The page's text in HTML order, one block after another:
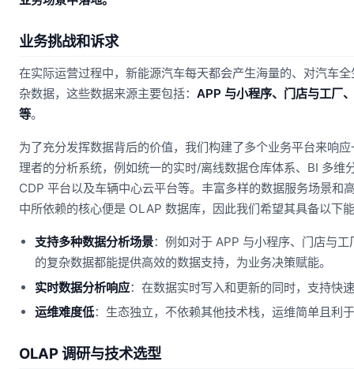
业务挑战和诉求
在实际运营过程中，新能源汽车每天都会产生海量的、对汽车
杂数据，这些数据来源主要包括： APP 与小程序、门店与工厂
等。
为了充分发挥数据背后的价值，我们构建了多个业务平台来响
理者的分析系统，例如统一的实时/离线数据仓库体系、BI 多维
CDP 平台以及车辆中心云平台等。丰富多样的数据服务场景和
中所依赖的核心便是 OLAP 数据库，因此我们希望其具备以下
支持多种数据分析场景：例如对于 APP 与小程序、门店与
的复杂数据都能提供高效的数据支持，为业务决策赋能。
实时数据分析响应：在数据实时写入和更新的同时，支持快
运维难度低：生态独立，不依赖其他技术栈，运维简单且利
OLAP 调研与技术选型